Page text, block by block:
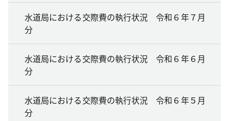
水道局における交際費の執行状況 令和６年７月
分
水道局における交際費の執行状況 令和６年６月
分
水道局における交際費の執行状況 令和６年５月
分